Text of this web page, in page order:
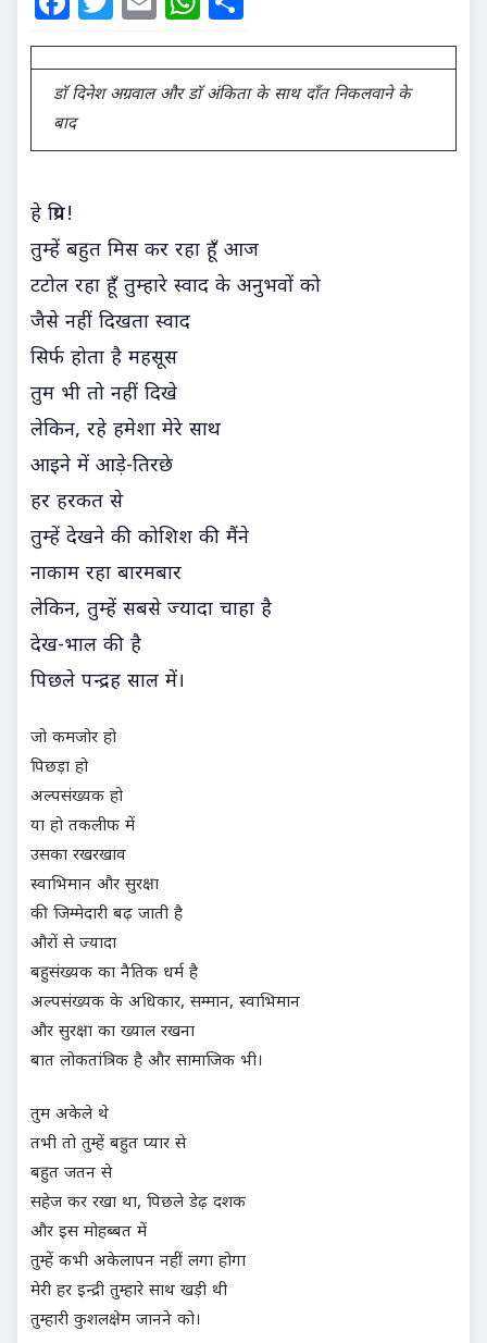
डाॅ दिनेश अग्रवाल और डाॅ अंकिता के साथ दाँत निकलवाने के
बाद
हे प्रिय!
तुम्हें बहुत मिस कर रहा हूँ आज
टटोल रहा हूँ तुम्हारे स्वाद के अनुभवों को
जैसे नहीं दिखता स्वाद
सिर्फ होता है महसूस
तुम भी तो नहीं दिखे
लेकिन, रहे हमेशा मेरे साथ
आइने में आड़े-तिरछे
हर हरकत से
तुम्हें देखने की कोशिश की मैंने
नाकाम रहा बारमबार
लेकिन, तुम्हें सबसे ज्यादा चाहा है
देख-भाल की है
पिछले पन्द्रह साल में।
जो कमजोर हो
पिछड़ा हो
अल्पसंख्यक हो
या हो तकलीफ में
उसका रखरखाव
स्वाभिमान और सुरक्षा
की जिम्मेदारी बढ़ जाती है
औरों से ज्यादा
बहुसंख्यक का नैतिक धर्म है
अल्पसंख्यक के अधिकार, सम्मान, स्वाभिमान
और सुरक्षा का ख्याल रखना
बात लोकतांत्रिक है और सामाजिक भी।
तुम अकेले थे
तभी तो तुम्हें बहुत प्यार से
बहुत जतन से
सहेज कर रखा था, पिछले डेढ़ दशक
और इस मोहब्बत में
तुम्हें कभी अकेलापन नहीं लगा होगा
मेरी हर इन्द्री तुम्हारे साथ खड़ी थी
तुम्हारी कुशलक्षेम जानने को।